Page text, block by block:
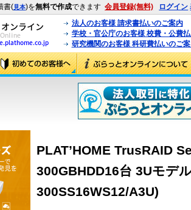
書(見本)を無料で作成できます 会員登録(無料) ログイン
法人のお客様 請求書払いのご案内
学校・官公庁のお客様 校費・公費
研究機関のお客様 科研費払いのご
PLAT’HOME TrusRAID
300GBHDD16台 3Uモデ
300SS16WS12/A3U)